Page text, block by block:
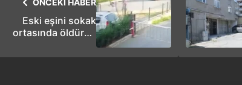
Eski eşini sokak
ortasında öldürüp
anı kamerada